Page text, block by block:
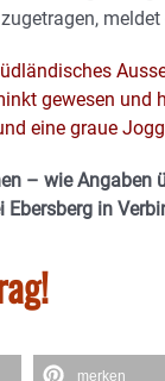
gewesen und
eine graue
– wie Angaben
in
merken